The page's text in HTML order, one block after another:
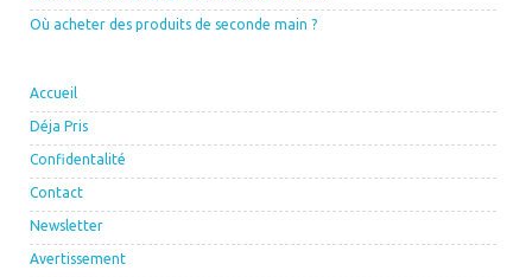
Où acheter des produits de seconde main ?
Accueil
Déja Pris
Confidentalité
Contact
Newsletter
Avertissement